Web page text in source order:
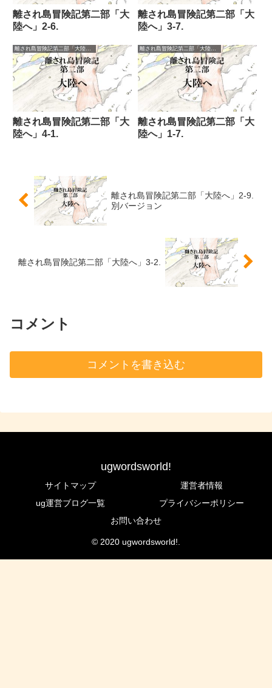
離され島冒険記第二部「大
陸へ」2-6.
離され島冒険記第二部「大
陸へ」3-7.
離され島冒険記第二部「大
陸へ」4-1.
離され島冒険記第二部「大陸へ」
離され島冒険記第二部「大
陸へ」1-7.
離され島冒険記第二部「大陸へ」2-9.
別バージョン
離され島冒険記第二部「大陸へ」3-2.
コメント
コメントを書き込む
ugwordsworld!
サイトマップ
運営者情報
ug運営ブログ一覧
プライバシーポリシー
お問い合わせ
© 2020 ugwordsworld!.